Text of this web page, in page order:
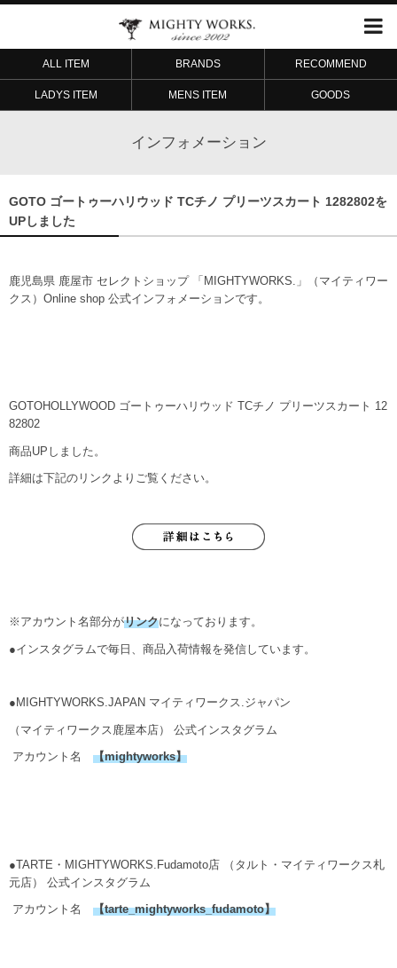
ALL ITEM BRANDS RECOMMEND
LADYS ITEM MENS ITEM GOODS
インフォメーション
GOTO ゴートゥーハリウッド TCチノ プリーツスカート 1282802を
UPしました
鹿児島県 鹿屋市 セレクトショップ 「MIGHTYWORKS.」（マイティワー
クス）Online shop 公式インフォメーションです。
GOTOHOLLYWOOD ゴートゥーハリウッド TCチノ プリーツスカート 12
82802
商品UPしました。
詳細は下記のリンクよりご覧ください。
※アカウント名部分がリンクになっております。
●インスタグラムで毎日、商品入荷情報を発信しています。
●MIGHTYWORKS.JAPAN マイティワークス.ジャパン
（マイティワークス鹿屋本店） 公式インスタグラム
アカウント名 【mightyworks】
●TARTE・MIGHTYWORKS.Fudamoto店 （タルト・マイティワークス札
元店） 公式インスタグラム
アカウント名 【tarte_mightyworks_fudamoto】